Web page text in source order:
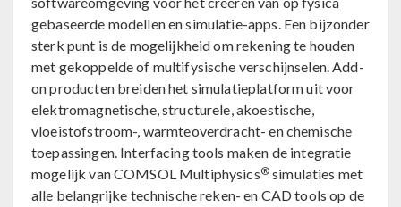
gebaseerde modellen en simulatie-apps. Een bijzonder
sterk punt is de mogelijkheid om rekening te houden
met gekoppelde of multifysische verschijnselen. Add-
on producten breiden het simulatieplatform uit voor
elektromagnetische, structurele, akoestische,
vloeistofstroom-, warmteoverdracht- en chemische
toepassingen. Interfacing tools maken de integratie
mogelijk van COMSOL Multiphysics®simulaties met
alle belangrijke technische reken- en CAD tools op de